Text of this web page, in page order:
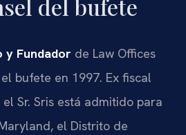
del bufete
y Fundador de Law Offices
el bufete en 1997. Ex fiscal
Sr. Sris está admitido para
el Distrito de